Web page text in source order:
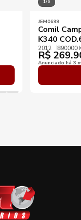
1/6
JEM0699
Comil
K340
2012 890000
R$
Anunciado há 3